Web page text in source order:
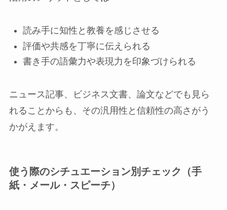
読み手に知性と教養を感じさせる
評価や共感を丁寧に伝えられる
書き手の語彙力や表現力を印象づけられる
ニュース記事、ビジネス文書、論文などでも見ら
れることからも、その汎用性と信頼性の高さがう
かがえます。
使う際のシチュエーション別チェック（手
紙・メール・スピーチ）